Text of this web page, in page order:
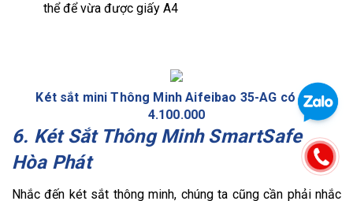
thể để vừa được giấy A4
Két sắt mini Thông Minh Aifeibao 35-AG có giá
4.100.000
6. Két Sắt Thông Minh SmartSafe
Hòa Phát
Nhắc đến két sắt thông minh, chúng ta cũng cần phải nhắc